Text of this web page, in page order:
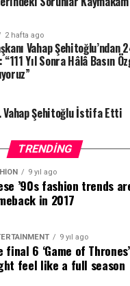
ile sivil toplum
Erdemli’nin
herhangi bir
hukuk
olduğuna dikkat çekti.
ifade edilebildiği,
Türkiye’nin herkesin
Şehitoğlu, basın
yönünde somut
bulundu.
Görev
siyasi mücadelesini
CHP Genel
kuracağını ifade
açıkladı.
2 hafta ago
Vahap Şehitoğlu’ndan
“111 Yıl Sonra Hâlâ Basın
Vahap Şehitoğlu İstifa Etti
TRENDING
9 yıl ago
’90s fashion trends
in 2017
9 yıl ago
final 6 ‘Game of
feel like a full season